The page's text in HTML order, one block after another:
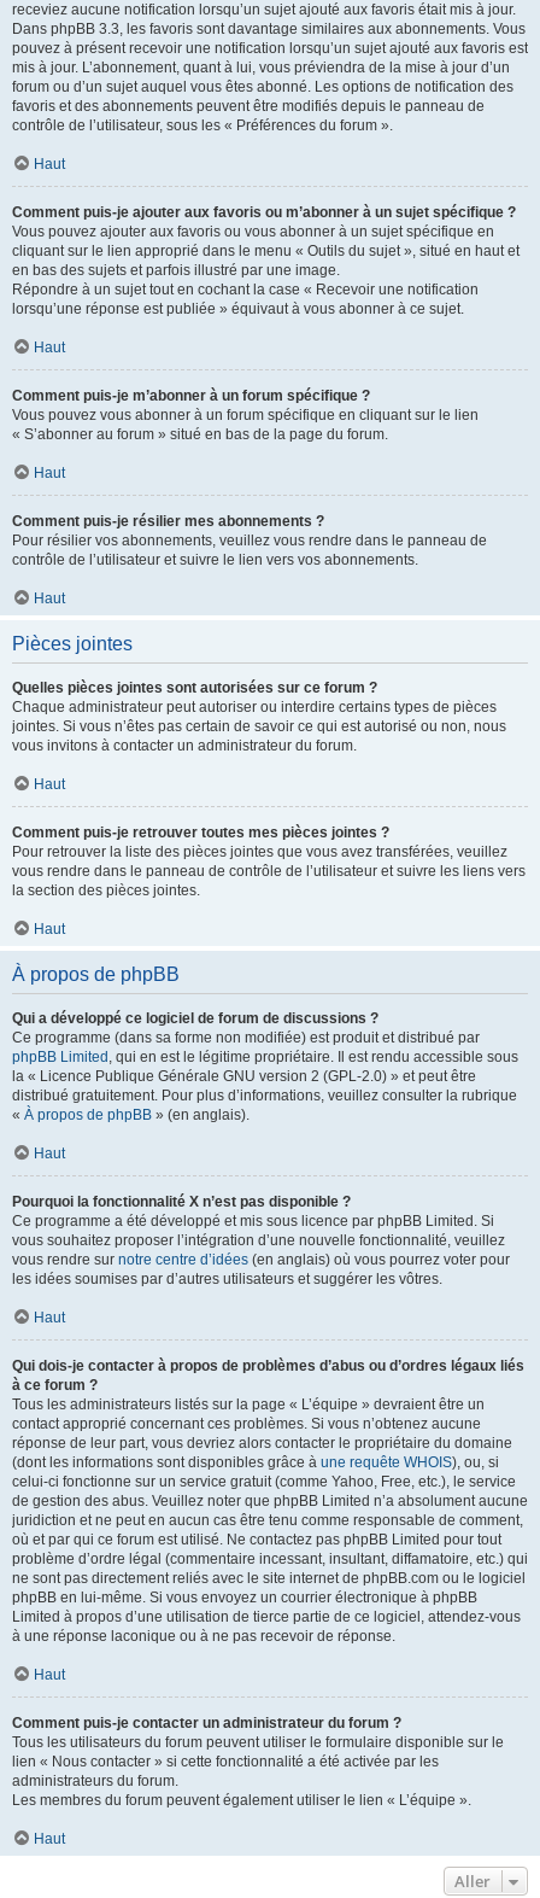
receviez aucune notification lorsqu’un sujet ajouté aux favoris était mis à jour.
Dans phpBB 3.3, les favoris sont davantage similaires aux abonnements. Vous
pouvez à présent recevoir une notification lorsqu’un sujet ajouté aux favoris est
mis à jour. L’abonnement, quant à lui, vous préviendra de la mise à jour d’un
forum ou d’un sujet auquel vous êtes abonné. Les options de notification des
favoris et des abonnements peuvent être modifiés depuis le panneau de
contrôle de l’utilisateur, sous les « Préférences du forum ».
Haut
Comment puis-je ajouter aux favoris ou m’abonner à un sujet spécifique ?
Vous pouvez ajouter aux favoris ou vous abonner à un sujet spécifique en
cliquant sur le lien approprié dans le menu « Outils du sujet », situé en haut et
en bas des sujets et parfois illustré par une image.
Répondre à un sujet tout en cochant la case « Recevoir une notification
lorsqu’une réponse est publiée » équivaut à vous abonner à ce sujet.
Haut
Comment puis-je m’abonner à un forum spécifique ?
Vous pouvez vous abonner à un forum spécifique en cliquant sur le lien
« S’abonner au forum » situé en bas de la page du forum.
Haut
Comment puis-je résilier mes abonnements ?
Pour résilier vos abonnements, veuillez vous rendre dans le panneau de
contrôle de l’utilisateur et suivre le lien vers vos abonnements.
Haut
Pièces jointes
Quelles pièces jointes sont autorisées sur ce forum ?
Chaque administrateur peut autoriser ou interdire certains types de pièces
jointes. Si vous n’êtes pas certain de savoir ce qui est autorisé ou non, nous
vous invitons à contacter un administrateur du forum.
Haut
Comment puis-je retrouver toutes mes pièces jointes ?
Pour retrouver la liste des pièces jointes que vous avez transférées, veuillez
vous rendre dans le panneau de contrôle de l’utilisateur et suivre les liens vers
la section des pièces jointes.
Haut
À propos de phpBB
Qui a développé ce logiciel de forum de discussions ?
Ce programme (dans sa forme non modifiée) est produit et distribué par
phpBB Limited , qui en est le légitime propriétaire. Il est rendu accessible sous
la « Licence Publique Générale GNU version 2 (GPL-2.0) » et peut être
distribué gratuitement. Pour plus d’informations, veuillez consulter la rubrique
« À propos de phpBB » (en anglais).
Haut
Pourquoi la fonctionnalité X n’est pas disponible ?
Ce programme a été développé et mis sous licence par phpBB Limited. Si
vous souhaitez proposer l’intégration d’une nouvelle fonctionnalité, veuillez
vous rendre sur notre centre d’idées (en anglais) où vous pourrez voter pour
les idées soumises par d’autres utilisateurs et suggérer les vôtres.
Haut
Qui dois-je contacter à propos de problèmes d’abus ou d’ordres légaux liés
à ce forum ?
Tous les administrateurs listés sur la page « L’équipe » devraient être un
contact approprié concernant ces problèmes. Si vous n’obtenez aucune
réponse de leur part, vous devriez alors contacter le propriétaire du domaine
(dont les informations sont disponibles grâce à une requête WHOIS), ou, si
celui-ci fonctionne sur un service gratuit (comme Yahoo, Free, etc.), le service
de gestion des abus. Veuillez noter que phpBB Limited n’a absolument aucune
juridiction et ne peut en aucun cas être tenu comme responsable de comment,
où et par qui ce forum est utilisé. Ne contactez pas phpBB Limited pour tout
problème d’ordre légal (commentaire incessant, insultant, diffamatoire, etc.) qui
ne sont pas directement reliés avec le site internet de phpBB.com ou le logiciel
phpBB en lui-même. Si vous envoyez un courrier électronique à phpBB
Limited à propos d’une utilisation de tierce partie de ce logiciel, attendez-vous
à une réponse laconique ou à ne pas recevoir de réponse.
Haut
Comment puis-je contacter un administrateur du forum ?
Tous les utilisateurs du forum peuvent utiliser le formulaire disponible sur le
lien « Nous contacter » si cette fonctionnalité a été activée par les
administrateurs du forum.
Les membres du forum peuvent également utiliser le lien « L’équipe ».
Haut
Aller